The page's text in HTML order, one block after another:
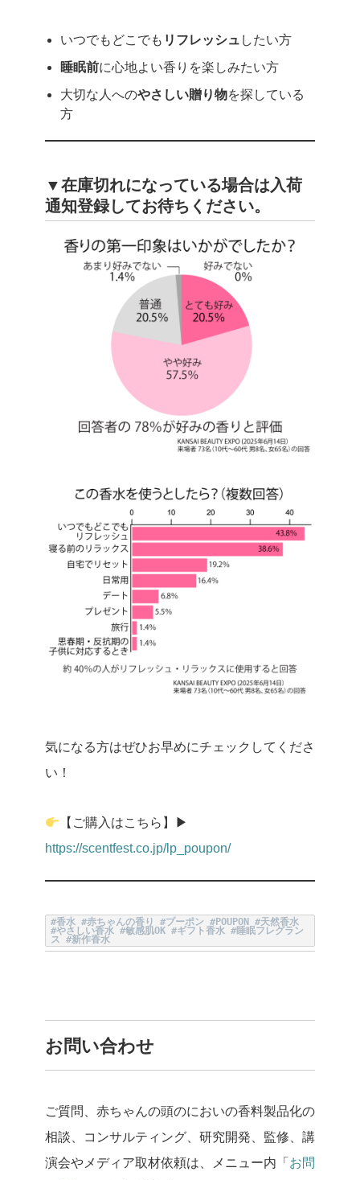
いつでもどこでも リフレッシュ したい方
睡眠前に心地よい香りを楽しみたい方
大切な人へのやさしい贈り物を探している
方
▼在庫切れになっている場合は入荷
通知登録してお待ちください。
気になる方はぜひお早めにチェックしてくださ
い！
【ご購入はこちら】
▶
https://scentfest.co.jp/lp_poupon/
#香水 #赤ちゃんの香り #プーポン #POUPON #天然香水
#やさしい香水 #敏感肌OK #ギフト香水 #睡眠フレグラン
ス #新作香水
お問い合わせ
ご質問、赤ちゃんの頭のにおいの香料製品化の
相談、コンサルティング、研究開発、監修、講
演会やメディア取材依頼は、メニュー内「 お問